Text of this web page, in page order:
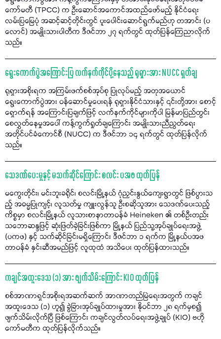
ကော်မတီ (TPCC) က ဦးဆောင်အကောင်အထည်ဖော်မည့် နိုင်ငံရေး
လမ်းပြမြေပုံ အဆင့်ဆင့်တိုင်းတွင် ပူးပေါင်းဆောင်ရွက်မည်ဟု တအာင်း (ပ
လောင်) အမျိုးသားပါတီက ဒီဇင်ဘာ ၂၇ ရက်တွင် ထုတ်ပြန်ကြေညာလိုက်
သည်။
ရွေးကောက်ပွဲအကြောင်းပြ လက်နက်ကိုင်ပို့နေသည့် ရုရှားအား NUCC ရှုတ်ချ
ရုရှားအစိုးရက အကြမ်းဖက်စစ်အုပ်စု ပြုလုပ်မည့် အတုအယောင်
ရွေးကောက်ပွဲအား ဝန်ဆောင်မှုပေးရန် ရုရှားနိုင်ငံသားနှင့် ၎င်းတို့အား စောင့်
ရှောက်ရန် အကြောင်းပြချက်ဖြင့် လက်နက်ကိုင်များကိုပါ မြန်မာပြည်တွင်း
စေလွှတ်နေမှုအပေါ် ကန့်ကွက်ရှုတ်ချကြောင်း အမျိုးသားညီညွတ်ရေး
အတိုင်ပင်ခံကောင်စီ (NUCC) က ဒီဇင်ဘာ ၁၄ ရက်တွင် ထုတ်ပြန်လိုက်
သည်။
သေဒဏ်ပေးမှုနှင့် မသက်ဆိုင်ကြောင်း စလင်း ပအဖ ထုတ်ပြန်
မကွေးတိုင်း၊ မင်းဘူးခရိုင်၊ စလင်းမြို့နယ် ဂုံညှင်းနွယ်ကျေးရွာတွင် ဖြစ်ပွားသ
ည့် အဓမ္မပြုကျင့်၊ လူသတ်မှု ကျူးလွန်သူ ဦးစဆိုသူအား သေဒဏ်ပေးသည့်
ကိစ္စမှာ စလင်းမြို့နယ် လူသားစာနာတာဝန်ခံ Heineken ၏ တစ်ဦးတည်း
သဘောဆန္ဒဖြင့် ဆုံးဖြတ်ခဲ့ခြင်းဖြစ်ကာ မြို့နယ် ပြည်သူ့အုပ်ချုပ်ရေးအဖွဲ့
(ပကဖ) နှင့် သက်ဆိုင်ခြင်းမရှိကြောင်း ဒီဇင်ဘာ ၁ ရက်က မြို့နယ်ပအဖ
တာဝန်ခံ နှင်းဆီအမည်ဖြင့် လူထုထံ အသိပေး ထုတ်ပြန်ထားသည်။
ကချင်အထူးဒေသ (၁) အား ဖျက်သိမ်းကြောင်း KIO ထုတ်ပြန်
စစ်အာဏာရှင်အစိုးရအဆက်ဆက် အာဏာတည်မြဲရေးအတွက် ကချင်
အထူးဒေသ (၁) ဟူ၍ ခွဲခြားအုပ်ချုပ်ထားမှုအား နိုဝင်ဘာ ၂၈ ရက်မှစ၍
ဖျက်သိမ်းလိုက်ပြီ ဖြစ်ကြောင်း ကချင်လွတ်လပ်ရေးအဖွဲ့ချုပ် (KIO) ဗဟို
ကော်မတီက ထုတ်ပြန်လိုက်သည်။